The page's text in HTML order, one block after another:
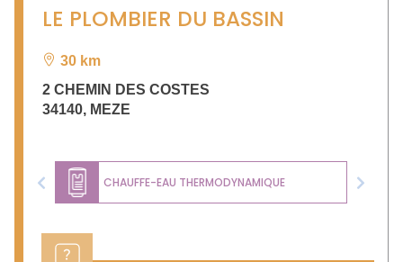
LE PLOMBIER DU BASSIN
30 km
2 CHEMIN DES COSTES
34140, MEZE
CHAUFFE-EAU THERMODYNAMIQUE
Previous Next